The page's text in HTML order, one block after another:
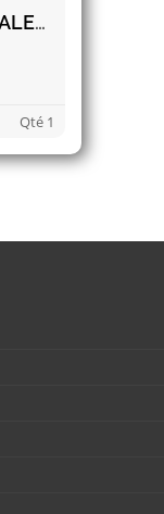
MACHINE DE COUPE CALEMARD POUR STORE À BANDES (STORE CALIFORNIEN)
Qté 1